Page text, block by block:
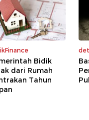
Bidik
dari Rumah
Tahun